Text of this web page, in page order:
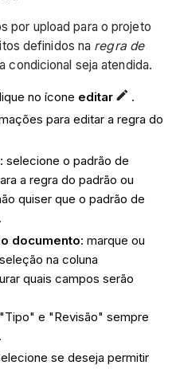
por upload para o projeto
definidos na regra de
condicional seja atendida.
no ícone editar
.
para editar a regra do
selecione o padrão de
a regra do padrão ou
quiser que o padrão de
documento: marque ou
na coluna
quais campos serão
e "Revisão" sempre
se deseja permitir